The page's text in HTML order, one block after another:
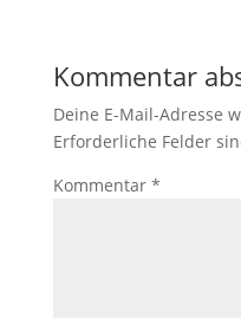
Kommentar
Deine E-Mail-Adresse
Erforderliche Felder
Kommentar *